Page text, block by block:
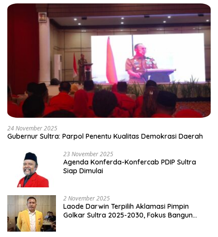
24 November 2025
Gubernur Sultra: Parpol Penentu Kualitas Demokrasi Daerah
23 November 2025
Agenda Konferda-Konfercab PDIP Sultra
Siap Dimulai
2 November 2025
Laode Darwin Terpilih Aklamasi Pimpin
Golkar Sultra 2025-2030, Fokus Bangun